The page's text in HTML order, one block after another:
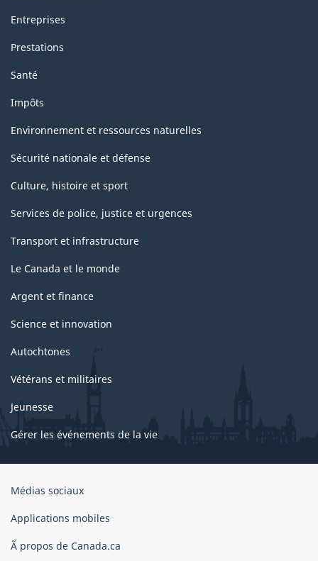
Entreprises
Prestations
Santé
Impôts
Environnement et ressources naturelles
Sécurité nationale et défense
Culture, histoire et sport
Services de police, justice et urgences
Transport et infrastructure
Le Canada et le monde
Argent et finance
Science et innovation
Autochtones
Vétérans et militaires
Jeunesse
Gérer les événements de la vie
Organisation
gouvernement
Canada
Médias sociaux
Applications mobiles
Ã propos de Canada.ca